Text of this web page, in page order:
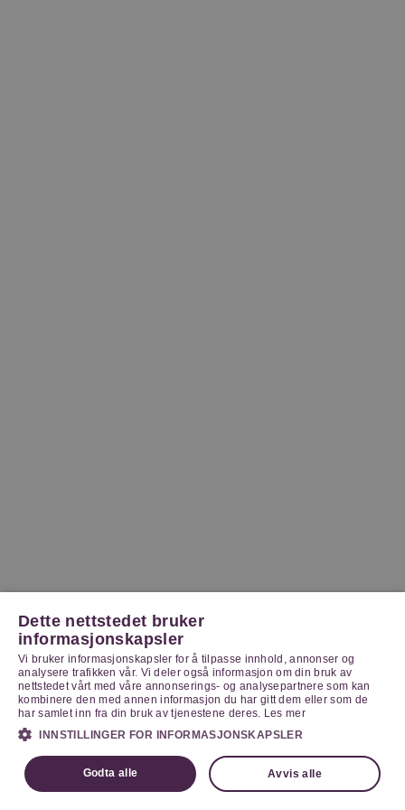
Dette nettstedet bruker
informasjonskapsler
Vi bruker informasjonskapsler for å tilpasse innhold, annonser og
analysere trafikken vår. Vi deler også informasjon om din bruk av
nettstedet vårt med våre annonserings- og analysepartnere som kan
kombinere den med annen informasjon du har gitt dem eller som de
har samlet inn fra din bruk av tjenestene deres. Les mer
INNSTILLINGER FOR INFORMASJONSKAPSLER
Godta alle Avvis alle